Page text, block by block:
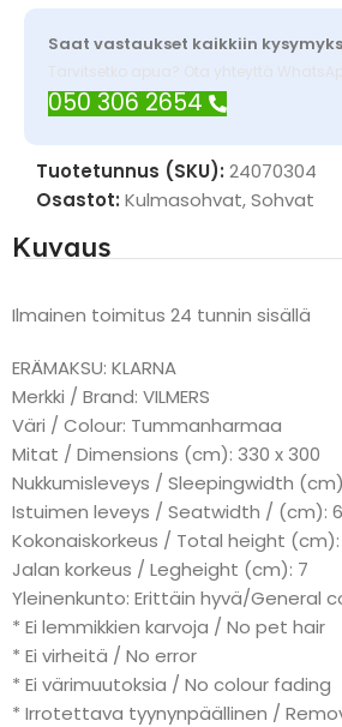
Saat vastaukset kaikkiin
Tarvitsetko apua? Ota yhteyttä
050 306 2654
Tuotetunnus (SKU): 24070304
Osastot: Kulmasohvat,Sohvat
Kuvaus
Ilmainen toimitus 24 tunnin sisällä
ERÄMAKSU: KLARNA
Merkki / Brand: VILMERS
Väri / Colour: Tummanharmaa
Mitat / Dimensions (cm): 330 x 300
Nukkumisleveys / Sleepingwidth
Istuimen leveys / Seatwidth / (cm):
Kokonaiskorkeus / Total height
Jalan korkeus / Legheight (cm): 7
Yleinenkunto: Erittäin hyvä/General
* Ei lemmikkien karvoja / No pet hair
* Ei virheitä / No error
* Ei värimuutoksia / No colour fading
* Irrotettava tyynynpäällinen /